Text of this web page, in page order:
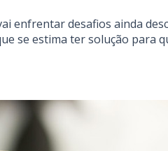
enfrentar desafios ainda
se estima ter solução para